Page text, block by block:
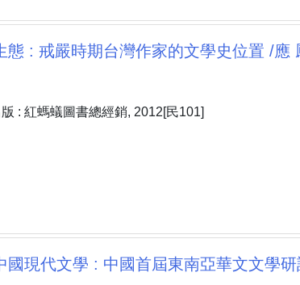
態 : 戒嚴時期台灣作家的文學史位置 /應
: 紅螞蟻圖書總經銷, 2012[民101]
國現代文學 : 中國首屆東南亞華文文學